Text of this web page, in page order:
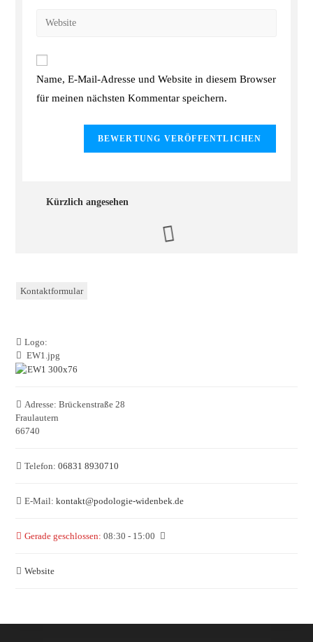
Name, E-Mail-Adresse und Website in diesem Browser
für meinen nächsten Kommentar speichern.
Kürzlich angesehen
Kontaktformular
Logo:
EW1.jpg
Adresse: Brückenstraße 28
Fraulautern
66740
Telefon: 06831 8930710
E-Mail: kontakt@podologie-widenbek.de
Gerade geschlossen: 08:30 - 15:00
Website